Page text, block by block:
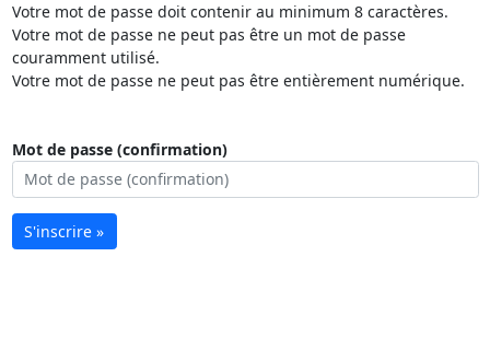
Votre mot de passe doit contenir au minimum 8 caractères.
Votre mot de passe ne peut pas être un mot de passe
couramment utilisé.
Votre mot de passe ne peut pas être entièrement numérique.
Mot de passe (confirmation)
S'inscrire »